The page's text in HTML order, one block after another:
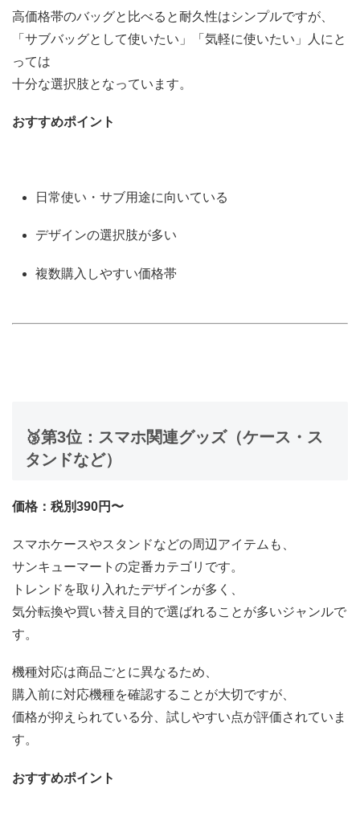
高価格帯のバッグと比べると耐久性はシンプルですが、
「サブバッグとして使いたい」「気軽に使いたい」人にと
っては
十分な選択肢となっています。
おすすめポイント
日常使い・サブ用途に向いている
デザインの選択肢が多い
複数購入しやすい価格帯
🥉第3位：スマホ関連グッズ（ケース・ス
タンドなど）
価格：税別390円〜
スマホケースやスタンドなどの周辺アイテムも、
サンキューマートの定番カテゴリです。
トレンドを取り入れたデザインが多く、
気分転換や買い替え目的で選ばれることが多いジャンルで
す。
機種対応は商品ごとに異なるため、
購入前に対応機種を確認することが大切ですが、
価格が抑えられている分、試しやすい点が評価されていま
す。
おすすめポイント